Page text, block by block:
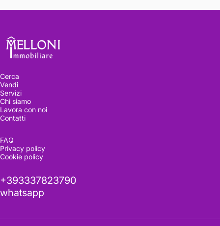
Visitala
Vederla dal vivo fa la differenza
Melloni immobiliare
Cerca
Vendi
Servizi
Chi siamo
Lavora con noi
Contatti
FAQ
Privacy policy
Cookie policy
+393337823790
whatsapp